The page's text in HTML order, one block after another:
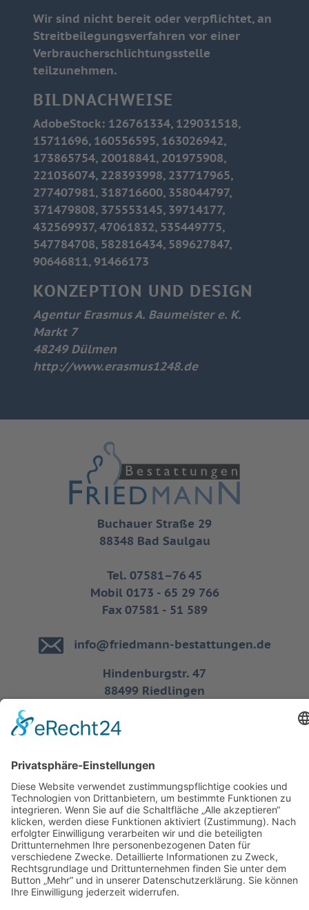
Wir sind nicht bereit oder verpflichtet, an
Streitbeilegungsverfahren vor einer
Verbraucherschlichtungsstelle
teilzunehmen.
BILDNACHWEISE
AdobeStock: 126761334, 129031518,
15711696, 160556595, 163026942,
173865754, 20018841, 201975908,
221036074, 228393998, 237717965,
277407981, 318716600, 358044797,
371479808, 375553145, 39714177,
432569937, 47061832, 535449775,
547784708, 582816434, 589627847,
90646811, 91466173
KONZEPTION UND DESIGN
Agentur Erasmus A. Baumeister e. K.
Markt 7
48249 Dülmen
http://www.erasmus1248.de
Buchauer Straße 29
88348 Bad Saulgau
Tel. 07581–76 45
Mobil 0173 - 65 29 766
Fax 07581 - 51 589
info@friedmann-bestattungen.de
Hindenburgstr. 47
88499 Riedlingen
Tel. 07371 - 90 96 56
Kontakt
Impressum
Datenschutz
Anfahrt